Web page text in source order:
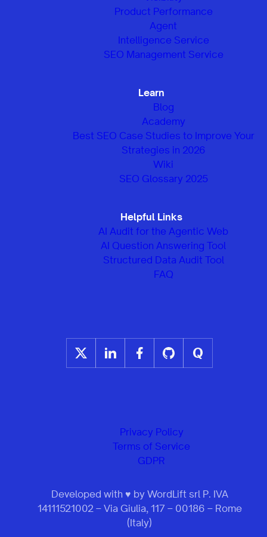
Product Performance
Agent
Intelligence Service
SEO Management Service
Learn
Blog
Academy
Best SEO Case Studies to Improve Your
Strategies in 2026
Wiki
SEO Glossary 2025
Helpful Links
AI Audit for the Agentic Web
AI Question Answering Tool
Structured Data Audit Tool
FAQ
Privacy Policy
Terms of Service
GDPR
Developed with ♥ by WordLift srl P. IVA
14111521002 – Via Giulia, 117 – 00186 – Rome
(Italy)